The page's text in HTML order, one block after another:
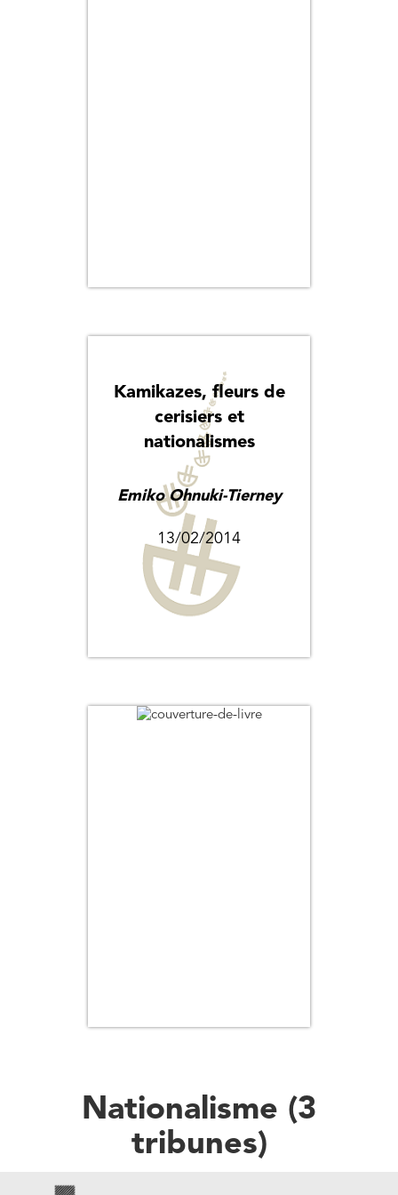
Kamikazes, fleurs de
cerisiers et
nationalismes
Emiko Ohnuki-Tierney
13/02/2014
Nationalisme (3
tribunes)